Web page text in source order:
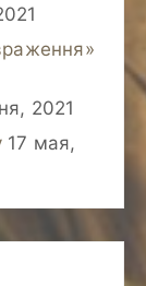
2021
17 мая,